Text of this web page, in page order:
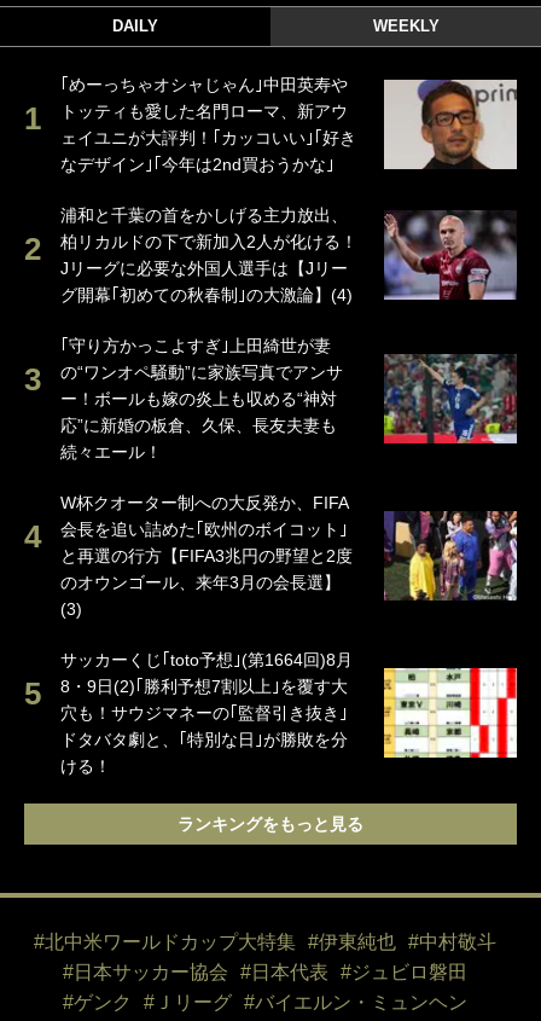
DAILY WEEKLY
｢めーっちゃオシャじゃん｣中田英寿や
トッティも愛した名門ローマ、新アウ
ェイユニが大評判！｢カッコいい｣｢好き
なデザイン｣｢今年は2nd買おうかな｣
浦和と千葉の首をかしげる主力放出、
柏リカルドの下で新加入2人が化ける！
Jリーグに必要な外国人選手は【Jリー
グ開幕｢初めての秋春制｣の大激論】(4)
｢守り方かっこよすぎ｣上田綺世が妻
の“ワンオペ騒動”に家族写真でアンサ
ー！ボールも嫁の炎上も収める“神対
応”に新婚の板倉、久保、長友夫妻も
続々エール！
W杯クオーター制への大反発か、FIFA
会長を追い詰めた｢欧州のボイコット｣
と再選の行方【FIFA3兆円の野望と2度
のオウンゴール、来年3月の会長選】
(3)
サッカーくじ｢toto予想｣(第1664回)8月
8・9日(2)｢勝利予想7割以上｣を覆す大
穴も！サウジマネーの｢監督引き抜き｣
ドタバタ劇と、｢特別な日｣が勝敗を分
ける！
ランキングをもっと見る
#北中米ワールドカップ大特集 #伊東純也
#中村敬斗
#日本サッカー協会
#日本代表
#ジュビロ磐田
#ゲンク
#Ｊリーグ
#バイエルン・ミュンヘン